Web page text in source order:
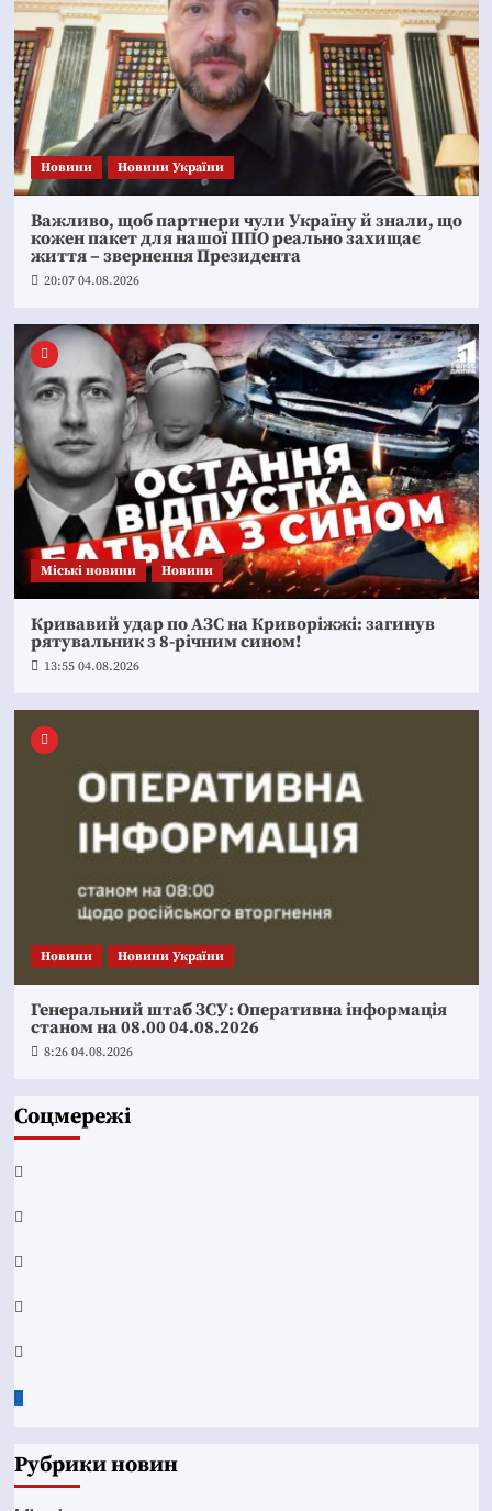
Новини Новини України
Важливо, щоб партнери чули Україну й знали, що
кожен пакет для нашої ППО реально захищає
життя – звернення Президента
20:07 04.08.2026
Mіські новини Новини
Кривавий удар по АЗС на Криворіжжі: загинув
рятувальник з 8-річним сином!
13:55 04.08.2026
Новини Новини України
Генеральний штаб ЗСУ: Оперативна інформація
станом на 08.00 04.08.2026
8:26 04.08.2026
Соцмережі
Facebook
YouTube
Telegram
Instagram
Twitter
Рубрики новин